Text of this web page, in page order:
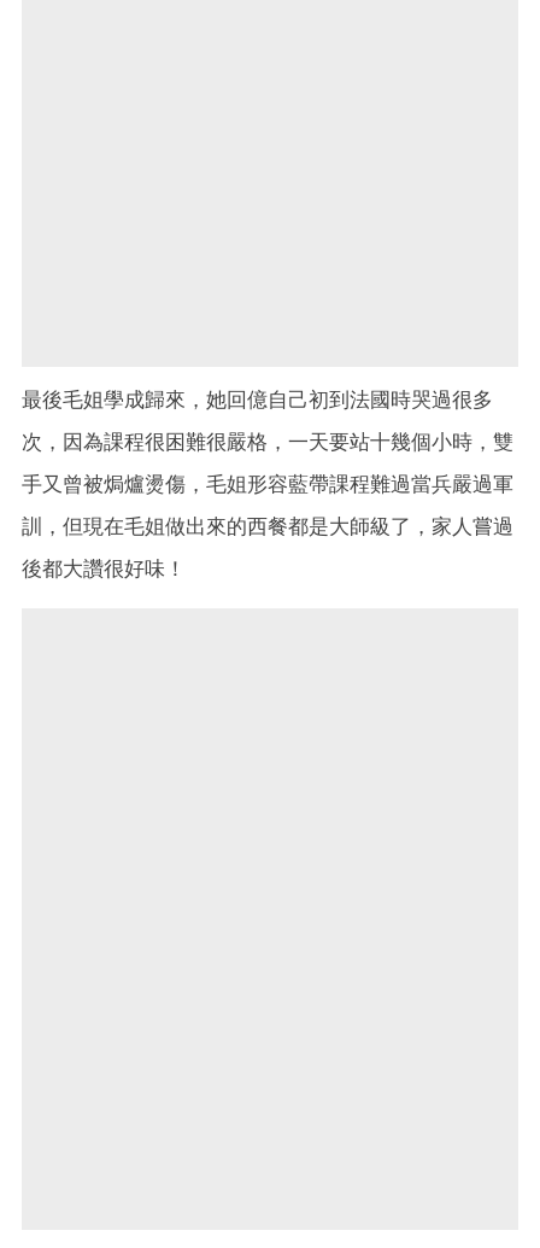
最後毛姐學成歸來，她回億自己初到法國時哭過很多
次，因為課程很困難很嚴格，一天要站十幾個小時，雙
手又曾被焗爐燙傷，毛姐形容藍帶課程難過當兵嚴過軍
訓，但現在毛姐做出來的西餐都是大師級了，家人嘗過
後都大讚很好味！